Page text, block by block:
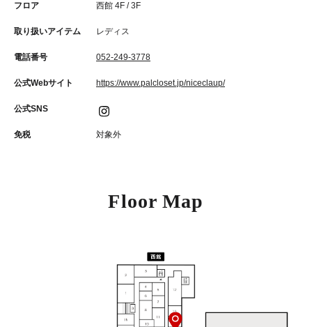
フロア 西館 4F / 3F
取り扱いアイテム レディス
電話番号 052-249-3778
公式Webサイト https://www.palcloset.jp/niceclaup/
公式SNS
免税 対象外
Floor Map